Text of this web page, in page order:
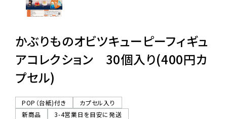
かぶりものオビツキューピーフィギュ
アコレクション 30個入り(400円カ
プセル)
POP（台紙)付き
カプセル入り
新商品
3-4営業日を目安に発送